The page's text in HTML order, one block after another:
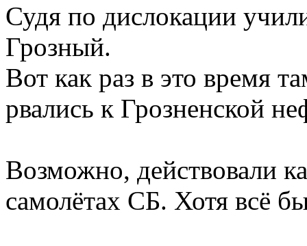
Судя по дислокации
Грозный.
Вот как раз в это время
рвались к Грозненской
Возможно, действовали
самолётах СБ. Хотя всё